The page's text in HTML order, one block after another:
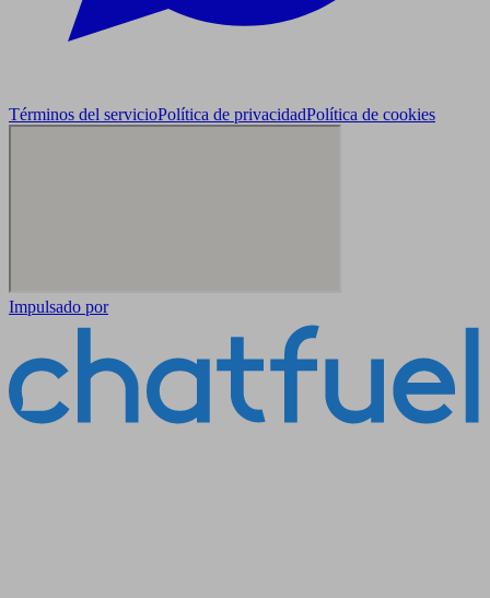
Términos del servicioPolítica de privacidadPolítica de cookies
Impulsado por